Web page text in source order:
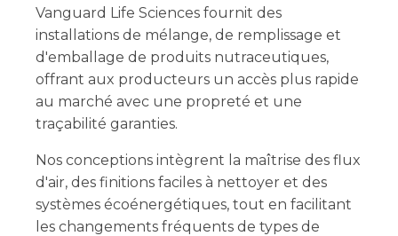
Vanguard Life Sciences fournit des
installations de mélange, de remplissage et
d'emballage de produits nutraceutiques,
offrant aux producteurs un accès plus rapide
au marché avec une propreté et une
traçabilité garanties.
Nos conceptions intègrent la maîtrise des flux
d'air, des finitions faciles à nettoyer et des
systèmes écoénergétiques, tout en facilitant
les changements fréquents de types de